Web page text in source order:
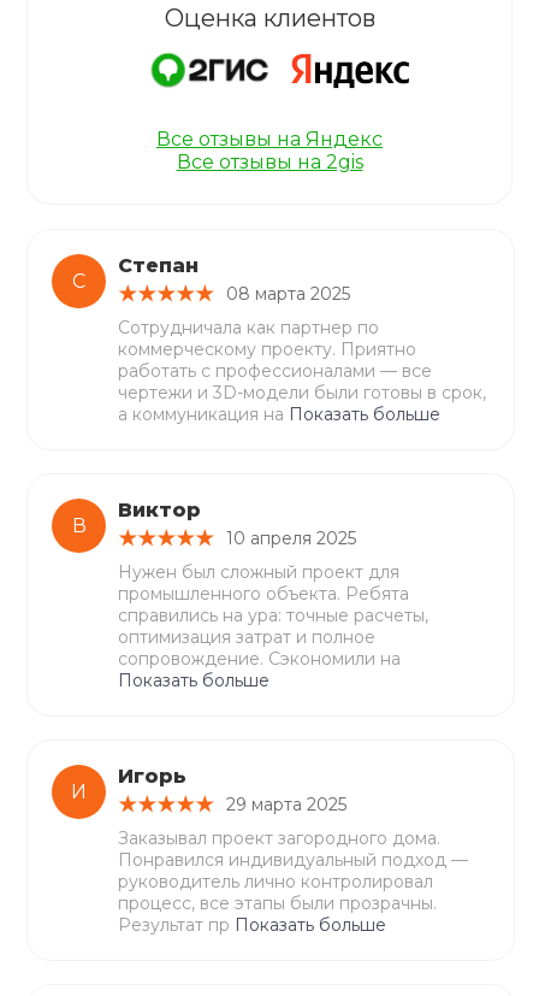
С
Степан
08 марта 2025
Сотрудничала как партнер по
коммерческому проекту. Приятно
работать с профессионалами — все
чертежи и 3D-модели были готовы в срок,
а коммуникация на Показать больше
В
Виктор
10 апреля 2025
Нужен был сложный проект для
промышленного объекта. Ребята
справились на ура: точные расчеты,
оптимизация затрат и полное
сопровождение. Сэкономили на
Показать больше
И
Игорь
29 марта 2025
Заказывал проект загородного дома.
Понравился индивидуальный подход —
руководитель лично контролировал
процесс, все этапы были прозрачны.
Результат пр Показать больше
Оценка клиентов
Все отзывы на Яндекс
Все отзывы на 2gis